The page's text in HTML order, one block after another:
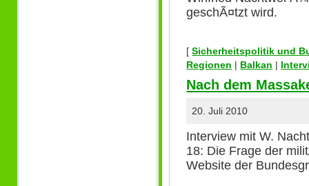
geschÃ¤tzt wird.
[Sicherheitspolitik und
Regionen | Balkan |
Nach dem
20. Juli 2010
Interview mit W.
18: Die Frage der
Website der